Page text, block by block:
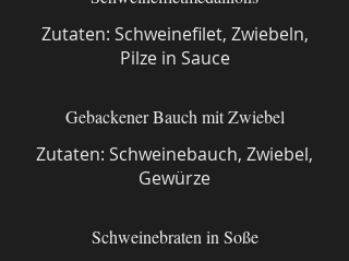
Zutaten: Schweinefilet, Zwiebeln,
Pilze in Sauce
Gebackener Bauch mit Zwiebel
Zutaten: Schweinebauch, Zwiebel,
Gewürze
Schweinebraten in Soße